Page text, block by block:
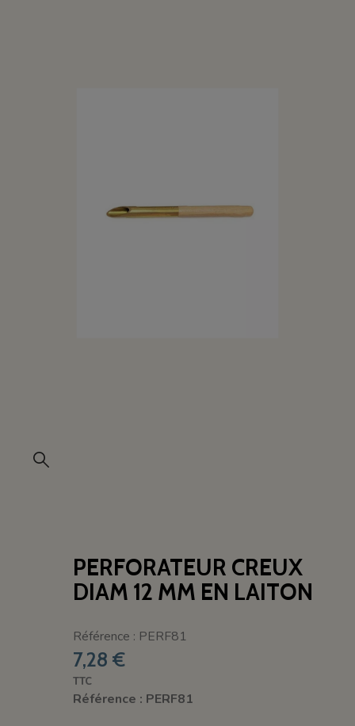
PERFORATEUR CREUX
DIAM 12 MM EN LAITON
Référence : PERF81
7,28 €
TTC
Référence : PERF81